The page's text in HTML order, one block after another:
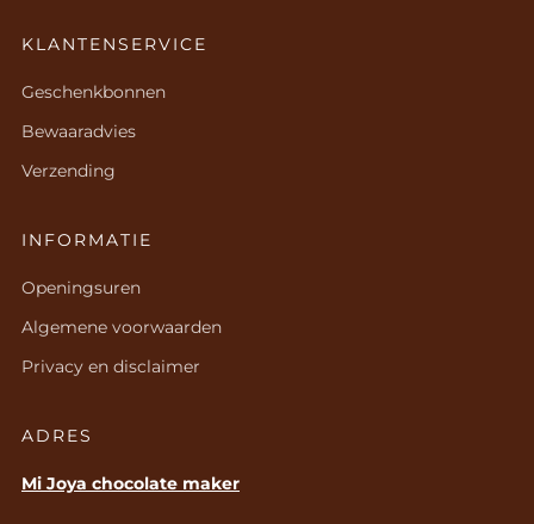
KLANTENSERVICE
Geschenkbonnen
Bewaaradvies
Verzending
INFORMATIE
Openingsuren
Algemene voorwaarden
Privacy en disclaimer
ADRES
Mi Joya chocolate maker